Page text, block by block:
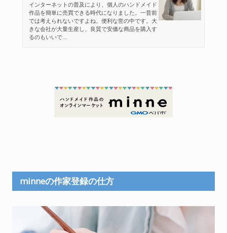
インターネットの普及により、個人のハンドメイド
作品を簡単に売買できる時代になりました。一昔前
では考えられないですよね。便利な世の中です。大
きな会社が大量生産し、良質で安価な商品を購入す
るのもいいで...
minneの作家登録の仕方